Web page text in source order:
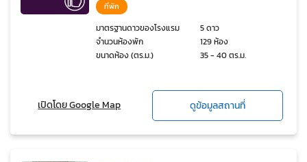
ที่พัก
มาตรฐานดาวของโรงแรม
5 ดาว
จำนวนห้องพัก
129 ห้อง
ขนาดห้อง (ตร.ม.)
35 - 40 ตร.ม.
เปิดโดย Google Map ดูข้อมูลสถานที่